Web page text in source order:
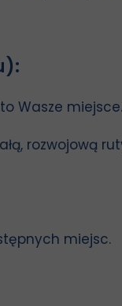
Wasze miejsce.
rozwojową
miejsc.